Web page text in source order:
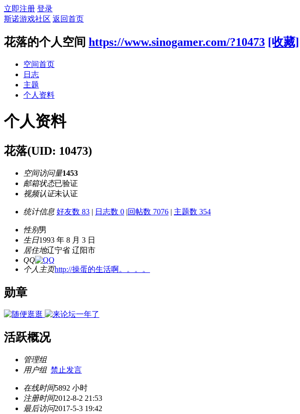
立即注册 登录
斯诺游戏社区 返回首页
花落的个人空间 https://www.sinogamer.com/?10473 [收藏]
空间首页
日志
主题
个人资料
个人资料
花落(UID: 10473)
空间访问量1453
邮箱状态已验证
视频认证未认证
统计信息 好友数 83 | 日志数 0 |回帖数 7076 | 主题数 354
性别男
生日1993 年 8 月 3 日
居住地辽宁省 辽阳市
QQ
个人主页http://操蛋的生活啊。。。。
勋章
活跃概况
管理组
用户组 禁止发言
在线时间5892 小时
注册时间2012-8-2 21:53
最后访问2017-5-3 19:42